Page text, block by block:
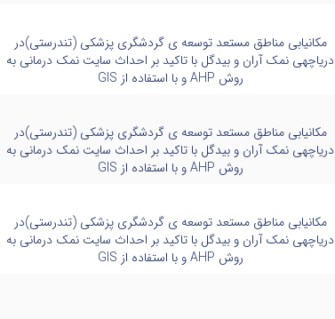
مکانیابی مناطق مستعد توسعه ی گردشگری پزشکی (تندرستی)در
دریاچهی نمک آران و بیدگل با تاکید بر احداث سایت نمک درمانی به
روش AHP و با استفاده از GIS
مکانیابی مناطق مستعد توسعه ی گردشگری پزشکی (تندرستی)در
دریاچهی نمک آران و بیدگل با تاکید بر احداث سایت نمک درمانی به
روش AHP و با استفاده از GIS
مکانیابی مناطق مستعد توسعه ی گردشگری پزشکی (تندرستی)در
دریاچهی نمک آران و بیدگل با تاکید بر احداث سایت نمک درمانی به
روش AHP و با استفاده از GIS